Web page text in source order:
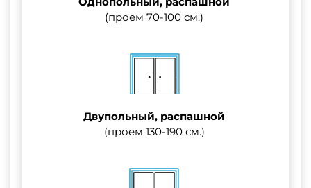
(проем 70-100 см.)
Двупольный, распашной
(проем 130-190 см.)